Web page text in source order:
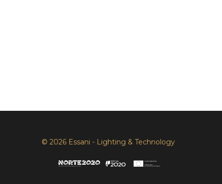
© 2026 Essani - Lighting & Technology